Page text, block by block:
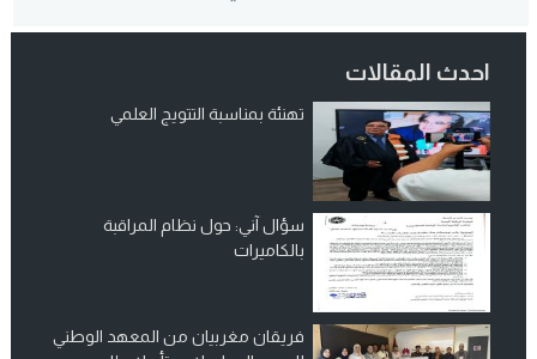
احدث المقالات
تهنئة بمناسبة التتويج العلمي
سؤال آني: حول نظام المراقبة
بالكاميرات
فريقان مغربيان من المعهد الوطني